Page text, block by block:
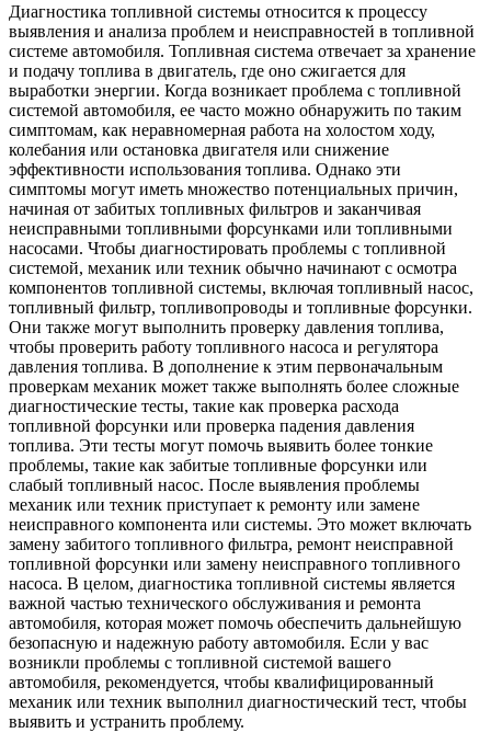
Диагностика топливной системы относится к процессу
выявления и анализа проблем и неисправностей в топливной
системе автомобиля. Топливная система отвечает за хранение
и подачу топлива в двигатель, где оно сжигается для
выработки энергии. Когда возникает проблема с топливной
системой автомобиля, ее часто можно обнаружить по таким
симптомам, как неравномерная работа на холостом ходу,
колебания или остановка двигателя или снижение
эффективности использования топлива. Однако эти
симптомы могут иметь множество потенциальных причин,
начиная от забитых топливных фильтров и заканчивая
неисправными топливными форсунками или топливными
насосами. Чтобы диагностировать проблемы с топливной
системой, механик или техник обычно начинают с осмотра
компонентов топливной системы, включая топливный насос,
топливный фильтр, топливопроводы и топливные форсунки.
Они также могут выполнить проверку давления топлива,
чтобы проверить работу топливного насоса и регулятора
давления топлива. В дополнение к этим первоначальным
проверкам механик может также выполнять более сложные
диагностические тесты, такие как проверка расхода
топливной форсунки или проверка падения давления
топлива. Эти тесты могут помочь выявить более тонкие
проблемы, такие как забитые топливные форсунки или
слабый топливный насос. После выявления проблемы
механик или техник приступает к ремонту или замене
неисправного компонента или системы. Это может включать
замену забитого топливного фильтра, ремонт неисправной
топливной форсунки или замену неисправного топливного
насоса. В целом, диагностика топливной системы является
важной частью технического обслуживания и ремонта
автомобиля, которая может помочь обеспечить дальнейшую
безопасную и надежную работу автомобиля. Если у вас
возникли проблемы с топливной системой вашего
автомобиля, рекомендуется, чтобы квалифицированный
механик или техник выполнил диагностический тест, чтобы
выявить и устранить проблему.